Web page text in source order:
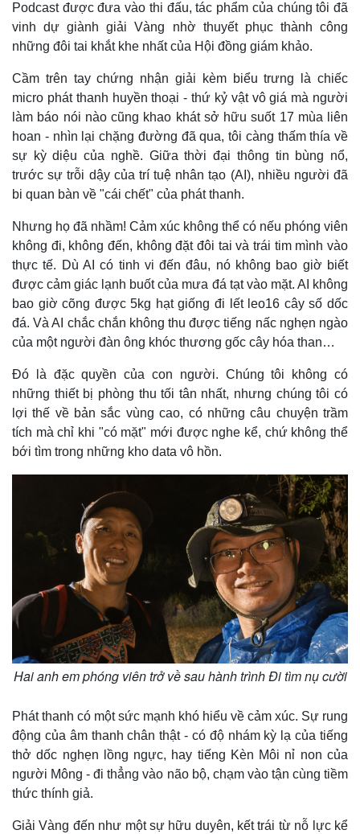
Bóng đá
Lịch thi đấu bóng đá
Thế giới thể thao
eSports
Hậu trường
Ô tô
Xe máy
Tư vấn
Podcast được đưa vào thi đấu, tác phẩm của chúng tôi đã
vinh dự giành giải Vàng nhờ thuyết phục thành công
những đôi tai khắt khe nhất của Hội đồng giám khảo.
Cầm trên tay chứng nhận giải kèm biểu trưng là chiếc
micro phát thanh huyền thoại - thứ kỷ vật vô giá mà người
làm báo nói nào cũng khao khát sở hữu suốt 17 mùa liên
hoan - nhìn lại chặng đường đã qua, tôi càng thấm thía về
sự kỳ diệu của nghề. Giữa thời đại thông tin bùng nổ,
trước sự trỗi dậy của trí tuệ nhân tạo (AI), nhiều người đã
bi quan bàn về "cái chết" của phát thanh.
Nhưng họ đã nhầm! Cảm xúc không thể có nếu phóng viên
không đi, không đến, không đặt đôi tai và trái tim mình vào
thực tế. Dù AI có tinh vi đến đâu, nó không bao giờ biết
được cảm giác lạnh buốt của mưa đá tạt vào mặt. AI không
bao giờ cõng được 5kg hạt giống đi lết leo16 cây số dốc
đá. Và AI chắc chắn không thu được tiếng nấc nghẹn ngào
của một người đàn ông khóc thương gốc cây hóa than…
Đó là đặc quyền của con người. Chúng tôi không có
những thiết bị phòng thu tối tân nhất, nhưng chúng tôi có
lợi thế về bản sắc vùng cao, có những câu chuyện trầm
tích mà chỉ khi "có mặt" mới được nghe kể, chứ không thể
bới tìm trong những kho data vô hồn.
Hai anh em phóng viên trở về sau hành trình Đi tìm nụ cười
Phát thanh có một sức mạnh khó hiểu về cảm xúc. Sự rung
động của âm thanh chân thật - có độ nhám kỳ lạ của tiếng
thở dốc nghẹn lồng ngực, hay tiếng Kèn Môi nỉ non của
người Mông - đi thẳng vào não bộ, chạm vào tận cùng tiềm
thức thính giả.
Giải Vàng đến như một sự hữu duyên, kết trái từ nỗ lực kể